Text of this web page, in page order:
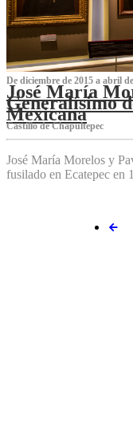
De diciembre de 2015 a abril
José María
Generalísimo
Mexicana
C‌astillo de Chapultepec
José María Morelos y
fusilado en Ecatepec en